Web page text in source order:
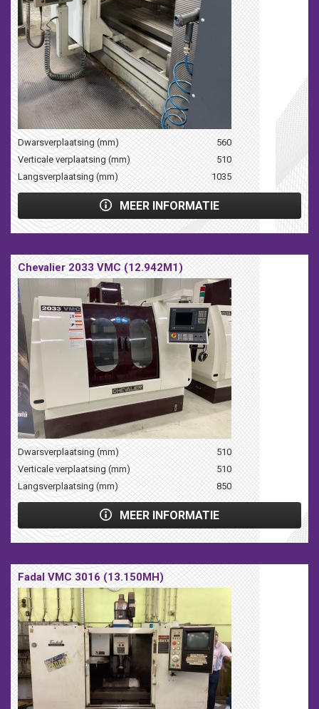
Dwarsverplaatsing (mm)
560
Verticale verplaatsing (mm)
510
Langsverplaatsing (mm)
1035
MEER INFORMATIE
Chevalier 2033 VMC (12.942M1)
Dwarsverplaatsing (mm)
510
Verticale verplaatsing (mm)
510
Langsverplaatsing (mm)
850
MEER INFORMATIE
Fadal VMC 3016 (13.150MH)